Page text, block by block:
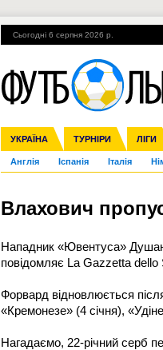
Сьогодні 6 серпня 2026 р.
УКРАЇНА ТУРНІРИ ЛІГИ
Збірна Прем'єр-ліга Перша
Ліга чемпіонів Ліга Європи
Англія Іспанія Італія
ЧС-2014 ЄВРО-2016 Росія
Гарячі теми УПЛ, 1-й тур
Влахович
Нападник «Ювентуса»
повідомляє La Gazzetta dello
Форвард відновлюється
«Кремонезе» (4 січня),
Нагадаємо, 22-річний серб